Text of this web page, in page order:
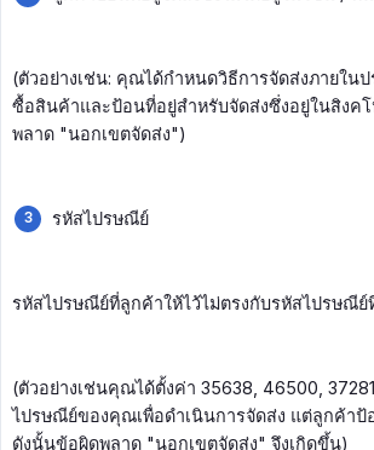
(ตัวอย่างเช่น: คุณได้กำหนดวิธีการจัดส่งภายในป
ซื้อสินค้าและป้อนที่อยู่สำหรับจัดส่งซึ่งอยู่ในสิงค
พลาด "นอกเขตจัดส่ง")
รหัสไปรษณีย์
รหัสไปรษณีย์ที่ลูกค้าให้ไว้ไม่ตรงกับรหัสไปรษณี
(ตัวอย่างเช่นคุณได้ตั้งค่า 35638, 46500,
ไปรษณีย์ของคุณเพื่อดำเนินการจัดส่ง แต่ลูกค้าป้อ
ดังนั้นข้อผิดพลาด "นอกเขตจัดส่ง" จึงเกิดขึ้น)